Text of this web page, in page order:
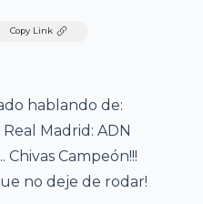
Copy Link
hablando de:
Madrid: ADN
Chivas Campeón!!!
no deje de rodar!